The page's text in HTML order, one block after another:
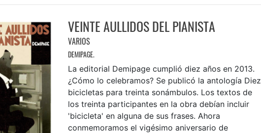
VEINTE AULLIDOS DEL PIANISTA
VARIOS
DEMIPAGE.
La editorial Demipage cumplió diez años en 2013.
¿Cómo lo celebramos? Se publicó la antología Diez
bicicletas para treinta sonámbulos. Los textos de
los treinta participantes en la obra debían incluir
'bicicleta' en alguna de sus frases. Ahora
conmemoramos el vigésimo aniversario de